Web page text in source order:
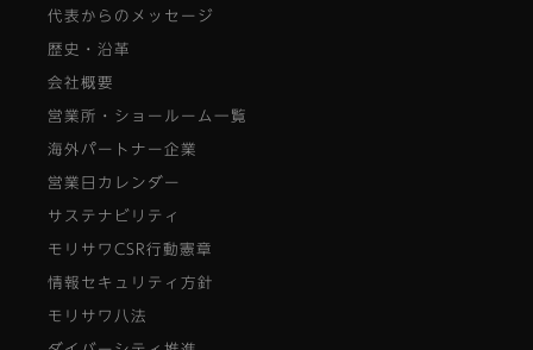
代表からのメッセージ
歴史・沿革
会社概要
営業所・ショールーム一覧
海外パートナー企業
営業日カレンダー
サステナビリティ
モリサワCSR行動憲章
情報セキュリティ方針
モリサワ八法